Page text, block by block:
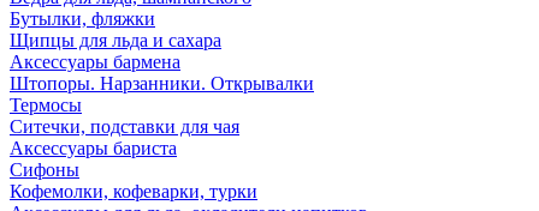
Бутылки, фляжки
Щипцы для льда и сахара
Аксессуары бармена
Штопоры. Нарзанники. Открывалки
Термосы
Ситечки, подставки для чая
Аксессуары бариста
Сифоны
Кофемолки, кофеварки, турки